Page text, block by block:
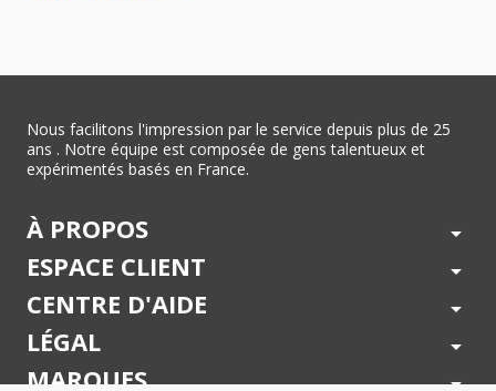
Nous facilitons l'impression par le service depuis plus de 25
ans . Notre équipe est composée de gens talentueux et
expérimentés basés en France.
À PROPOS arrow_drop_down
ESPACE CLIENT arrow_drop_down
CENTRE D'AIDE arrow_drop_down
LÉGAL arrow_drop_down
MARQUES arrow_drop_down